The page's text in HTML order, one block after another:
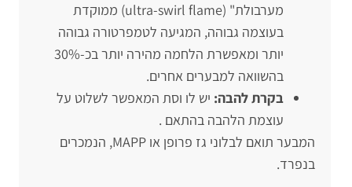
מערבולת" (ultra-swirl flame) ממוקדת
בעוצמה גבוהה, המגיעה לטמפרטורה גבוהה
יותר ומאפשרת הלחמה מהירה יותר בכ-30%
בהשוואה למבערים אחרים.
בקרת להבה: יש לו וסת המאפשר לשלוט על
עוצמת הלהבה בהתאם .
המבער תואם לבלוני גז פרופן או MAPP, הנמכרים
בנפרד.